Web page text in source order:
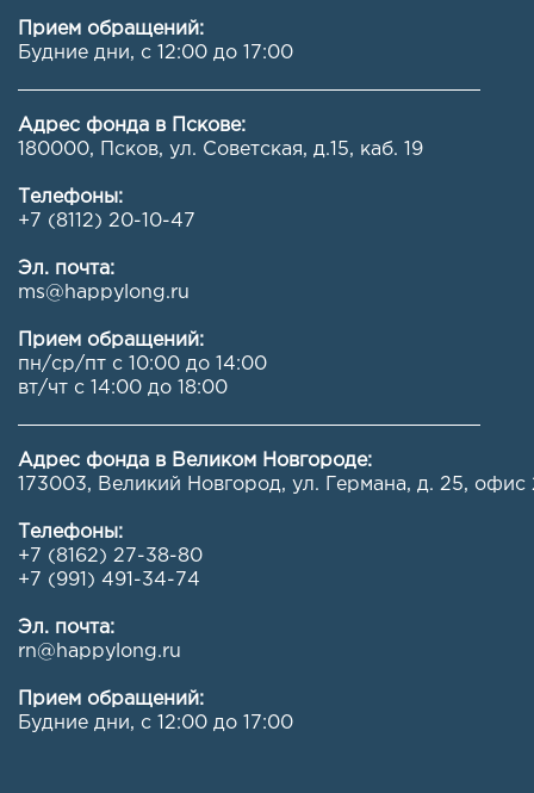
Прием обращений:
Будние дни, с 12:00 до 17:00
Адрес фонда в Пскове:
180000, Псков, ул. Советская, д.15, каб. 19
Телефоны:
+7 (8112) 20-10-47
Эл. почта:
ms@happylong.ru
Прием обращений:
пн/ср/пт с 10:00 до 14:00
вт/чт с 14:00 до 18:00
Адрес фонда в Великом Новгороде:
173003, Великий Новгород, ул. Германа, д. 25, офис
Телефоны:
+7 (8162) 27-38-80
+7 (991) 491-34-74
Эл. почта:
rn@happylong.ru
Прием обращений:
Будние дни, с 12:00 до 17:00